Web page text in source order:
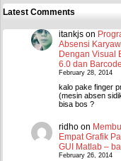
Latest Comments
itankjs on
Absensi
Dengan Visual
6.0 dan Barcode
February 28, 2014
kalo pake finger
(mesin absen
bisa bos ?
ridho on
Empat Grafik
GUI Matlab –
February 26, 2014